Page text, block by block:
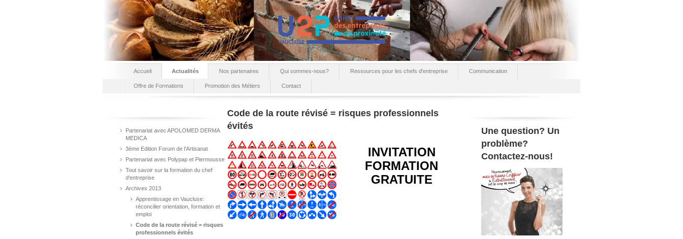
Accueil Actualités Nos partenaires Qui sommes-nous? Ressources pour les chefs d'entreprise Communication
Offre de Formations Promotion des Métiers Contact
Partenariat avec APOLOMED DERMA
MEDICA
3ème Edition Forum de l'Artisanat
Partenariat avec Polypap et Piermousse
Tout savoir sur la formation du chef
d'entreprise
Archives 2013
Apprentissage en Vaucluse:
réconcilier orientation, formation et
emploi
Code de la route révisé = risques
professionnels évités
Code de la route révisé = risques professionnels
évités
INVITATION
FORMATION
GRATUITE
Une question? Un
problème?
Contactez-nous!